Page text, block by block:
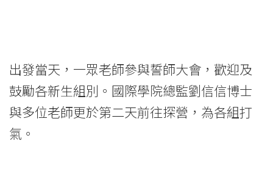
學出發當天，一眾老師參與誓師大會，歡迎及
鼓勵各新生組別。國際學院總監劉信信博士
與多位老師更於第二天前往探營，為各組打
氣。